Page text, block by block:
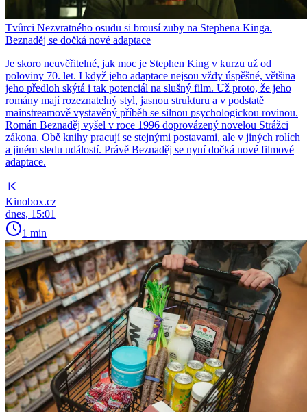
Tvůrci Nezvratného osudu si brousí zuby na Stephena Kinga.
Beznaděj se dočká nové adaptace
Je skoro neuvěřitelné, jak moc je Stephen King v kurzu už od
poloviny 70. let. I když jeho adaptace nejsou vždy úspěšné, většina
jeho předloh skýtá i tak potenciál na slušný film. Už proto, že jeho
romány mají rozeznatelný styl, jasnou strukturu a v podstatě
mainstreamově vystavěný příběh se silnou psychologickou rovinou.
Román Beznaděj vyšel v roce 1996 doprovázený novelou Strážci
zákona. Obě knihy pracují se stejnými postavami, ale v jiných rolích
a jiném sledu událostí. Právě Beznaděj se nyní dočká nové filmové
adaptace.
Kinobox.cz
dnes, 15:01
1 min